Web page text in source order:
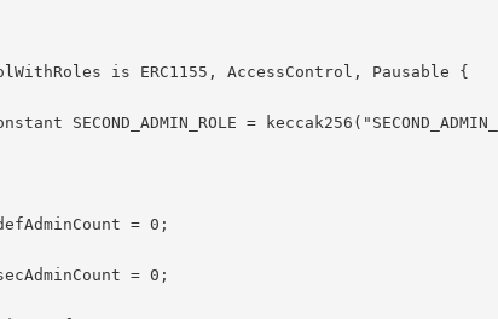
is ERC1155, AccessControl, Pausable {
SECOND_ADMIN_ROLE =
= 0;
= 0;